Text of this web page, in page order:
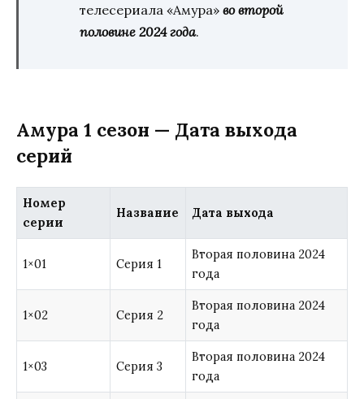
телесериала «Амура» во второй
половине 2024 года.
Амура 1 сезон — Дата выхода
серий
Номер
серии
Название Дата выхода
1×01 Серия 1
Вторая половина 2024
года
1×02 Серия 2
Вторая половина 2024
года
1×03 Серия 3
Вторая половина 2024
года